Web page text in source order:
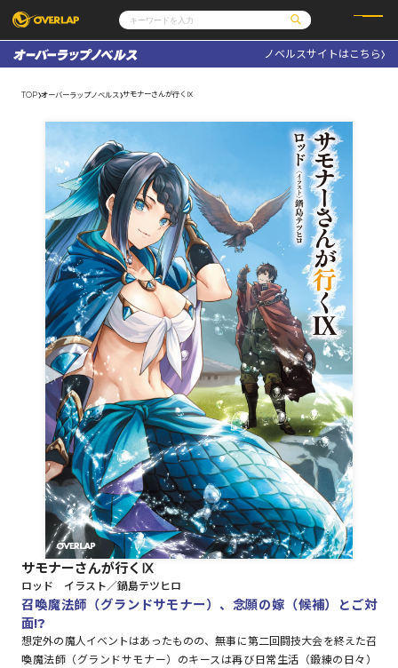
コミックガルド
コミッククリエ
その他
ポケットモンスター
ゲーム
通販・NEWS
オーバーラップ広報室
企業
会社概要
採用情報
アクセス
オーバーラップホールディングス
お問い合わせはこちら
オーバーラップ文庫
オーバーラップノベルス
オーバーラップノベルスf
ロサージュノベルス
コミックガルド
コミッククリエ
ノベルスサイトはこちら
TOP オーバーラップノベルス サモナーさんが行くⅨ
サモナーさんが行くⅨ
ロッド イラスト／鍋島テツヒロ
召喚魔法師（グランドサモナー）、念願の嫁（候補）とご対
面!?
想定外の魔人イベントはあったものの、無事に第二回闘技大会を終えた召
喚魔法師（グランドサモナー）のキースは再び日常生活（鍛練の日々）